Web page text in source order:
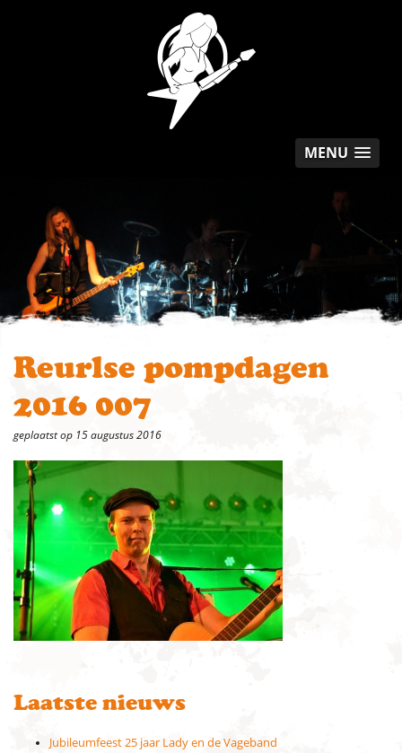
MENU
Reurlse pompdagen
2016 007
geplaatst op 15 augustus 2016
Laatste nieuws
Jubileumfeest 25 jaar Lady en de Vageband